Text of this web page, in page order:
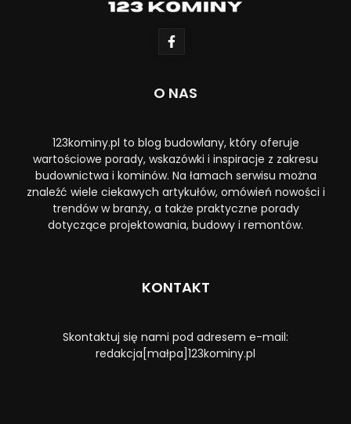
O NAS
123kominy.pl to blog budowlany, który oferuje
wartościowe porady, wskazówki i inspiracje z zakresu
budownictwa i kominów. Na łamach serwisu można
znaleźć wiele ciekawych artykułów, omówień nowości i
trendów w branży, a także praktyczne porady
dotyczące projektowania, budowy i remontów.
KONTAKT
Skontaktuj się nami pod adresem e-mail:
redakcja[małpa]123kominy.pl